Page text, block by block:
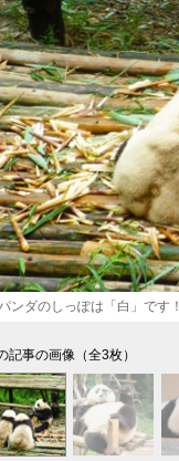
ンダのしっぽは「白」です！
記事の画像（全3枚）